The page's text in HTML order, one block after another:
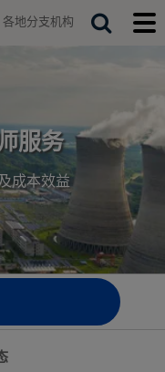
各地分支机构
T
s
a
r
T
m
o
n
S
c
h
服务
成本效益